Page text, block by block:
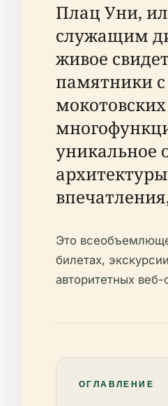
Плац Уни,
служащим
живое
памятники
уникальное
Это
билетах,
авторитетных
ОГЛАВЛЕНИЕ